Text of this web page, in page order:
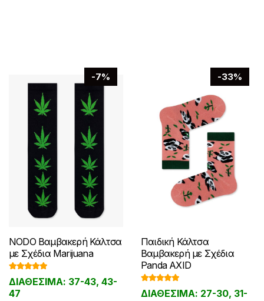
να
επιλεγούν
στη
σελίδα
του
προϊόντος
επιλεγούν
στη
σελίδα
του
προϊόντος
-7%
NODO Βαμβακερή Κάλτσα
με Σχέδια Marijuana
Βαθμολογ
ήθηκε με
5.00
ΔΙΑΘΕΣΙΜΑ: 37-43, 43-
47
-33%
Παιδική Κάλτσα
Βαμβακερή με Σχέδια
Panda AXID
Βαθμολογ
ήθηκε με
ΔΙΑΘΕΣΙΜΑ: 27-30, 31-